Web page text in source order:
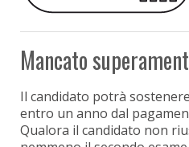
Mancato
Il candidato potrà
entro un anno dal
Qualora il candidato non